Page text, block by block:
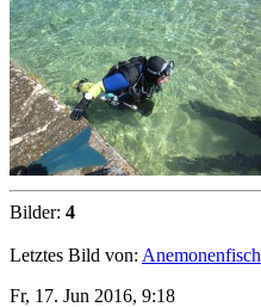
Bilder: 4
Letztes Bild von: Anemonenfisch
Fr, 17. Jun 2016, 9:18